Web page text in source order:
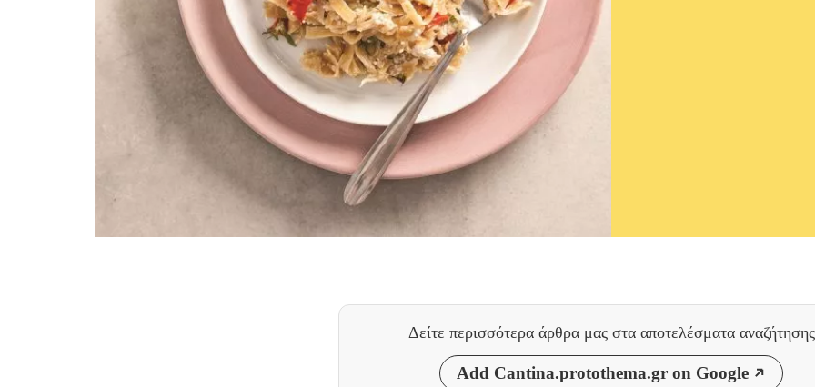
Δείτε περισσότερα άρθρα μας στα αποτελέσματα αναζήτησης
Add Cantina.protothema.gr on Google